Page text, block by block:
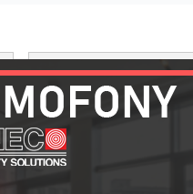
ZAPYTAJ O PRODUKT